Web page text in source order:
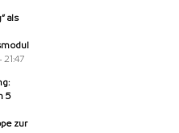
als
21:47
5
zur